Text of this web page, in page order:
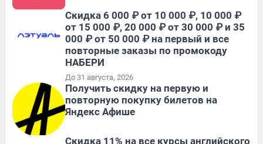
Скидка 6 000 ₽ от 10 000 ₽, 10 000 ₽
от 15 000 ₽, 20 000 ₽ от 30 000 ₽ и 35
000 ₽ от 50 000 ₽ на первый и все
повторные заказы по промокоду
НАБЕРИ
До 31 августа, 2026
Получить скидку на первую и
повторную покупку билетов на
Яндекс Афише
Скидка 11% на все курсы английского